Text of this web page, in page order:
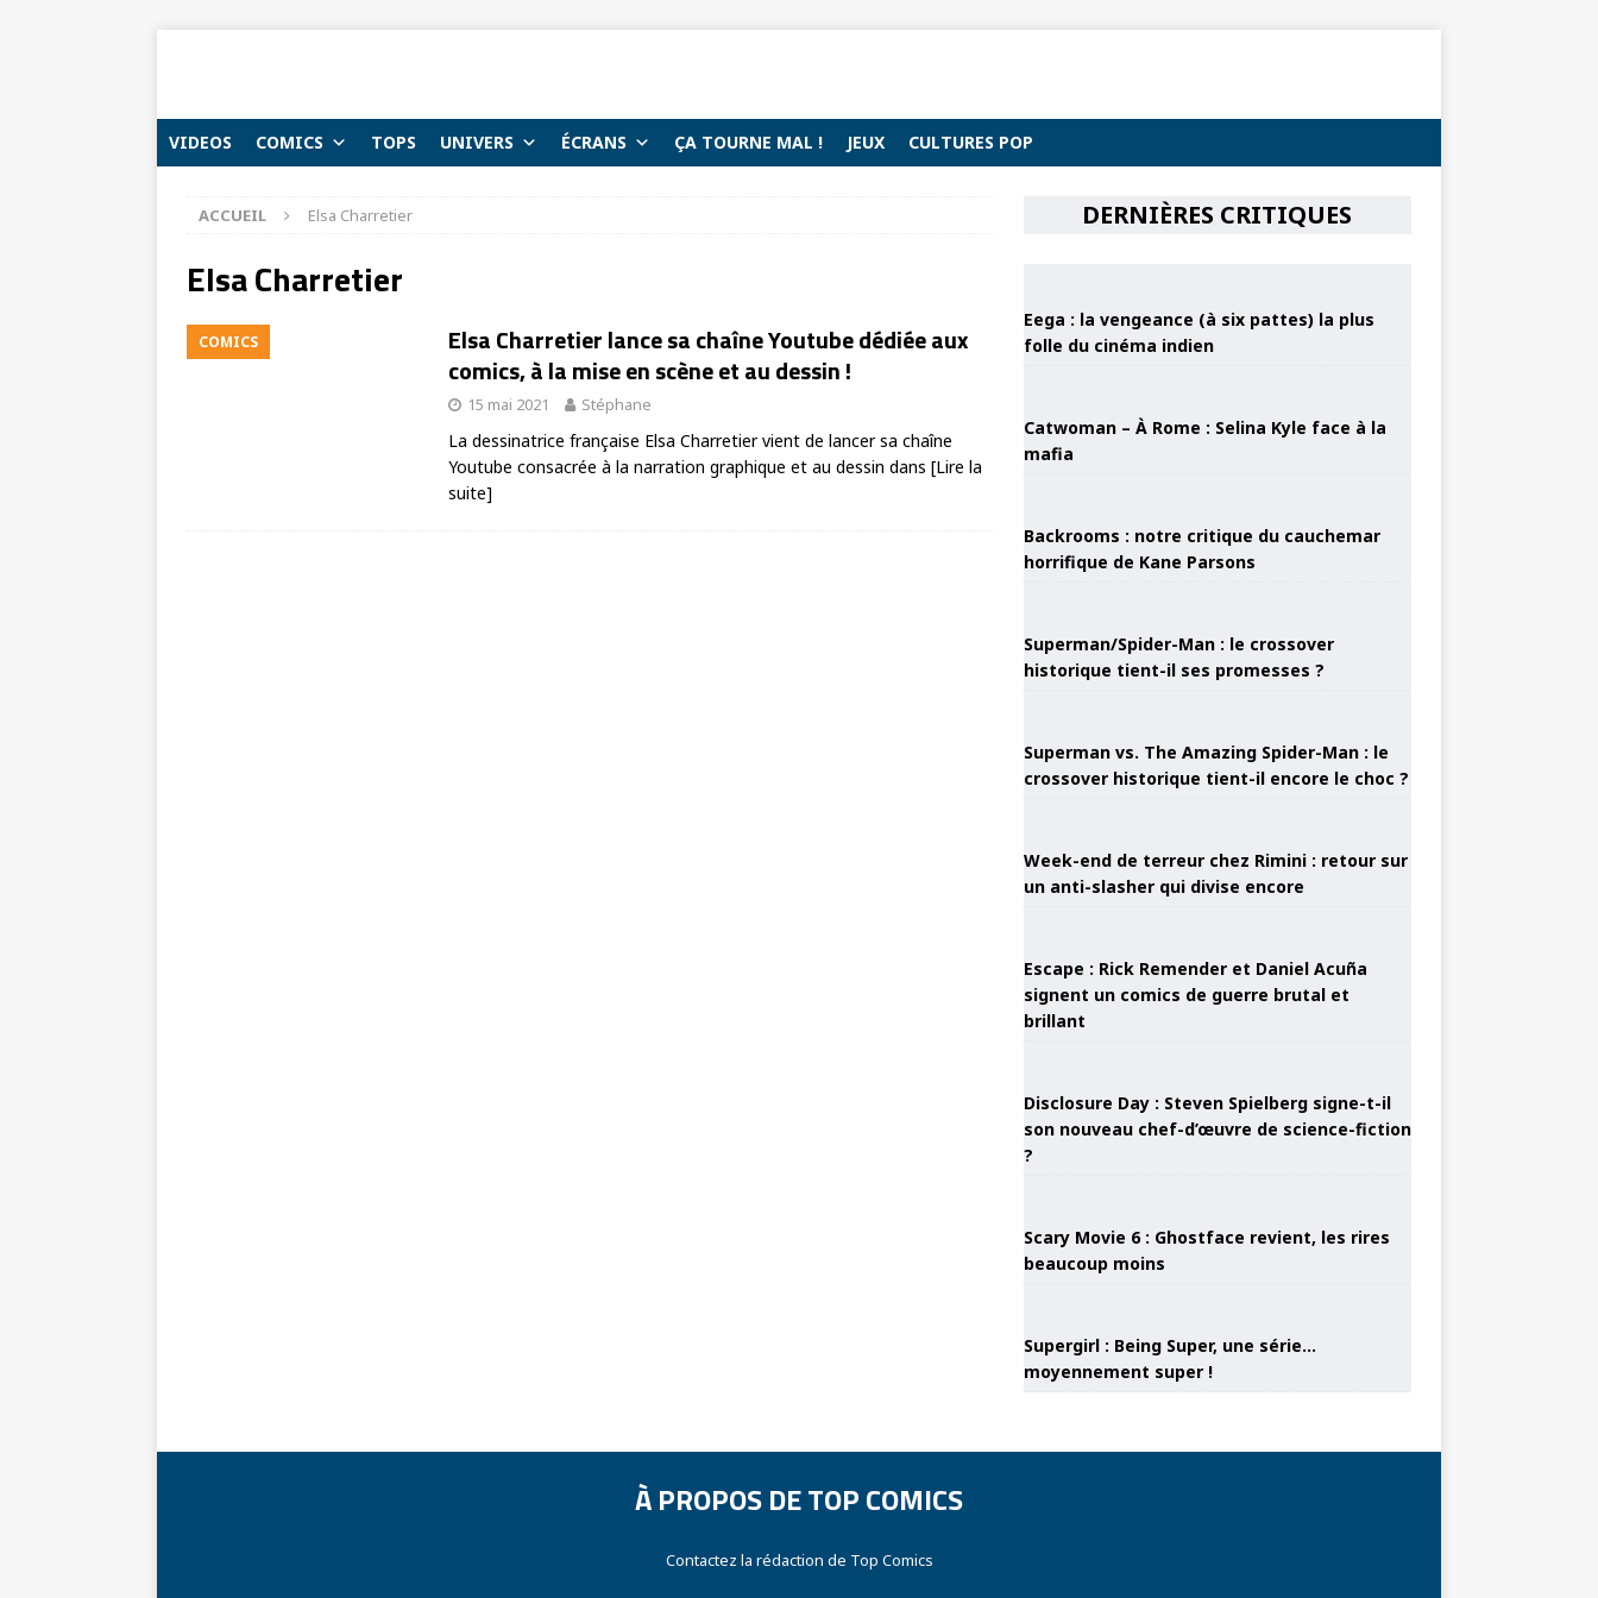
VIDEOS COMICS TOPS UNIVERS ÉCRANS ÇA TOURNE MAL ! JEUX CULTURES POP
ACCUEIL Elsa Charretier
Elsa Charretier
COMICS
Elsa Charretier lance sa chaîne Youtube dédiée aux
comics, à la mise en scène et au dessin !
15 mai 2021 Stéphane
La dessinatrice française Elsa Charretier vient de lancer sa chaîne
Youtube consacrée à la narration graphique et au dessin dans [Lire la
suite]
DERNIÈRES CRITIQUES
Eega : la vengeance (à six pattes) la plus
folle du cinéma indien
Catwoman – À Rome : Selina Kyle face à la
mafia
Backrooms : notre critique du cauchemar
horrifique de Kane Parsons
Superman/Spider-Man : le crossover
historique tient-il ses promesses ?
Superman vs. The Amazing Spider-Man : le
crossover historique tient-il encore le choc ?
Week-end de terreur chez Rimini : retour sur
un anti-slasher qui divise encore
Escape : Rick Remender et Daniel Acuña
signent un comics de guerre brutal et
brillant
Disclosure Day : Steven Spielberg signe-t-il
son nouveau chef-d’œuvre de science-fiction
?
Scary Movie 6 : Ghostface revient, les rires
beaucoup moins
Supergirl : Being Super, une série…
moyennement super !
À PROPOS DE TOP COMICS
Contactez la rédaction de Top Comics